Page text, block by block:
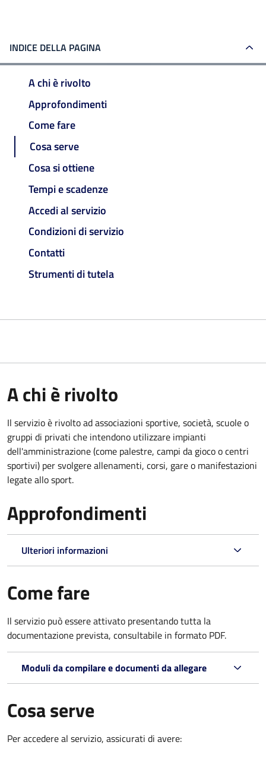
INDICE DELLA PAGINA
A chi è rivolto
Approfondimenti
Come fare
Cosa serve
Cosa si ottiene
Tempi e scadenze
Accedi al servizio
Condizioni di servizio
Contatti
Strumenti di tutela
A chi è rivolto
Il servizio è rivolto ad associazioni sportive, società, scuole o
gruppi di privati che intendono utilizzare impianti
dell'amministrazione (come palestre, campi da gioco o centri
sportivi) per svolgere allenamenti, corsi, gare o manifestazioni
legate allo sport.
Approfondimenti
Ulteriori informazioni
Come fare
Il servizio può essere attivato presentando tutta la
documentazione prevista, consultabile in formato PDF.
Moduli da compilare e documenti da allegare
Cosa serve
Per accedere al servizio, assicurati di avere: